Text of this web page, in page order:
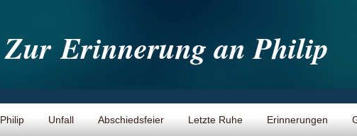
ZurErinnerung an Philip
Philip Unfall Abschiedsfeier Letzte Ruhe Erinnerungen